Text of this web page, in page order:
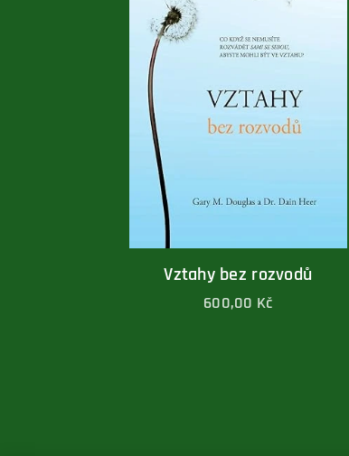
Vztahy bez rozvodů
600,00 Kč